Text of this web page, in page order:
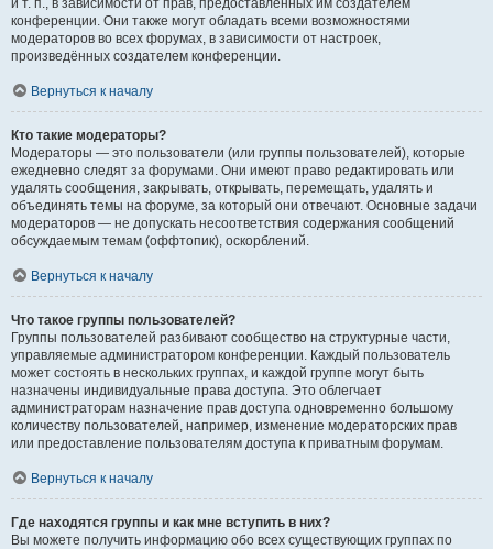
и т. п., в зависимости от прав, предоставленных им создателем
конференции. Они также могут обладать всеми возможностями
модераторов во всех форумах, в зависимости от настроек,
произведённых создателем конференции.
Вернуться к началу
Кто такие модераторы?
Модераторы — это пользователи (или группы пользователей), которые
ежедневно следят за форумами. Они имеют право редактировать или
удалять сообщения, закрывать, открывать, перемещать, удалять и
объединять темы на форуме, за который они отвечают. Основные задачи
модераторов — не допускать несоответствия содержания сообщений
обсуждаемым темам (оффтопик), оскорблений.
Вернуться к началу
Что такое группы пользователей?
Группы пользователей разбивают сообщество на структурные части,
управляемые администратором конференции. Каждый пользователь
может состоять в нескольких группах, и каждой группе могут быть
назначены индивидуальные права доступа. Это облегчает
администраторам назначение прав доступа одновременно большому
количеству пользователей, например, изменение модераторских прав
или предоставление пользователям доступа к приватным форумам.
Вернуться к началу
Где находятся группы и как мне вступить в них?
Вы можете получить информацию обо всех существующих группах по